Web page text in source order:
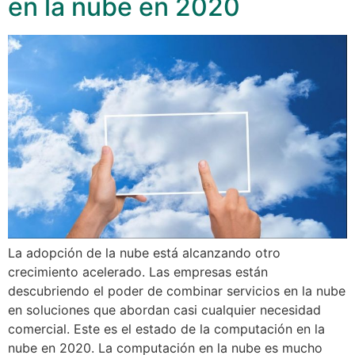
en la nube en 2020
La adopción de la nube está alcanzando otro
crecimiento acelerado. Las empresas están
descubriendo el poder de combinar servicios en la nube
en soluciones que abordan casi cualquier necesidad
comercial. Este es el estado de la computación en la
nube en 2020. La computación en la nube es mucho